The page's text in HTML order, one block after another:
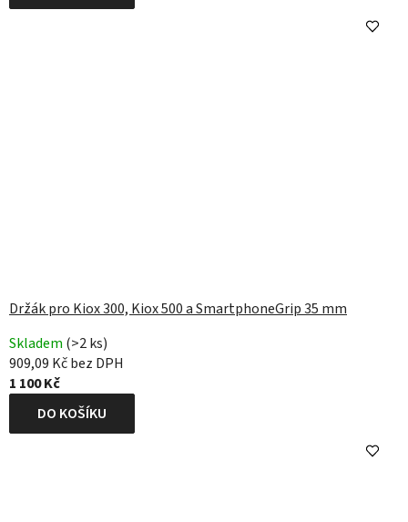
Držák pro Kiox 300, Kiox 500 a SmartphoneGrip 35 mm
Skladem (>2 ks)
909,09 Kč bez DPH
1 100 Kč
DO KOŠÍKU